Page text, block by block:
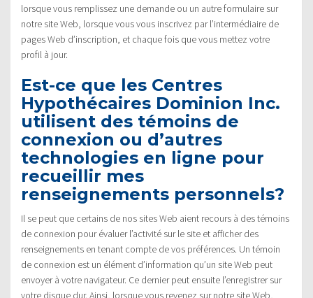
lorsque vous remplissez une demande ou un autre formulaire sur
notre site Web, lorsque vous vous inscrivez par l’intermédiaire de
pages Web d’inscription, et chaque fois que vous mettez votre
profil à jour.
Est-ce que les Centres
Hypothécaires Dominion Inc.
utilisent des témoins de
connexion ou d’autres
technologies en ligne pour
recueillir mes
renseignements personnels?
Il se peut que certains de nos sites Web aient recours à des témoins
de connexion pour évaluer l’activité sur le site et afficher des
renseignements en tenant compte de vos préférences. Un témoin
de connexion est un élément d’information qu’un site Web peut
envoyer à votre navigateur. Ce dernier peut ensuite l’enregistrer sur
votre disque dur. Ainsi, lorsque vous revenez sur notre site Web,